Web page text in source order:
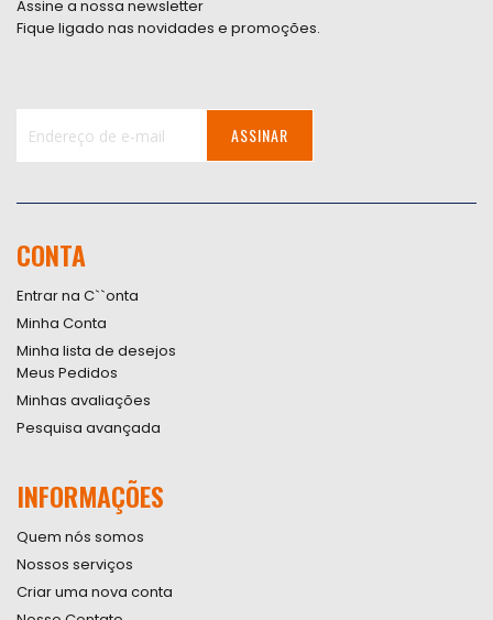
Assine a nossa newsletter
Fique ligado nas novidades e promoções.
Newsletter:
ASSINAR
CONTA
Entrar na C``onta
Minha Conta
Minha lista de desejos
Meus Pedidos
Minhas avaliações
Pesquisa avançada
INFORMAÇÕES
Quem nós somos
Nossos serviços
Criar uma nova conta